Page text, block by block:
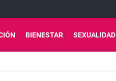
BIENESTAR SEXUALIDAD